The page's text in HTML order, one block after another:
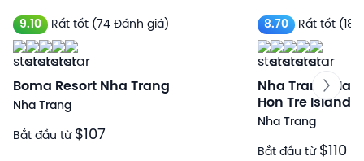
9.10 Rất tốt (74 Đánh giá)
Boma Resort Nha Trang
Nha Trang
Bắt đầu từ $107
8.70 Rất tốt
Nha Trang
Hon Tre Island
Nha Trang
Bắt đầu từ $110